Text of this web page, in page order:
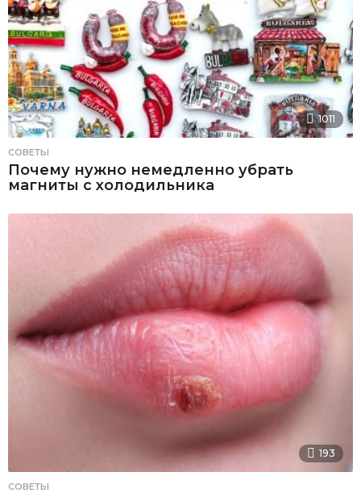
1011
СОВЕТЫ
Почему нужно немедленно убрать
магниты с холодильника
193
СОВЕТЫ